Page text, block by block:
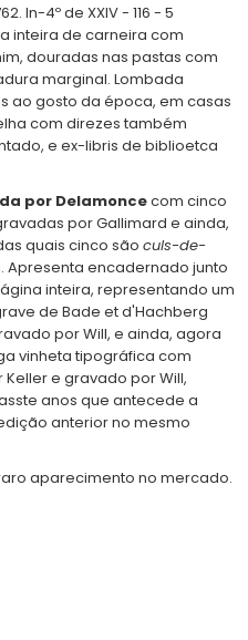
In-4º de XXIV - 116 - 5
inteira de carneira com
douradas nas pastas com
marginal. Lombada
ao gosto da época, em casas
com direzes também
e ex-libris de biblioetca
por Delamoncecom cinco
por Gallimard e ainda,
quais cinco são culs-de-
Apresenta encadernado junto
inteira, representando um
de Bade et d'Hachberg
por Will, e ainda, agora
vinheta tipográfica com
e gravado por Will,
anos que antecede a
anterior no mesmo
aparecimento no mercado.